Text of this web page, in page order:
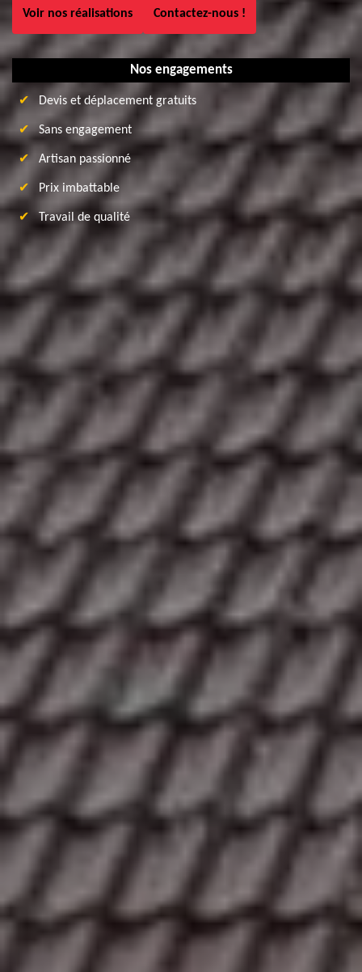
Voir nos réalisations Contactez-nous !
Nos engagements
Devis et déplacement gratuits
Sans engagement
Artisan passionné
Prix imbattable
Travail de qualité